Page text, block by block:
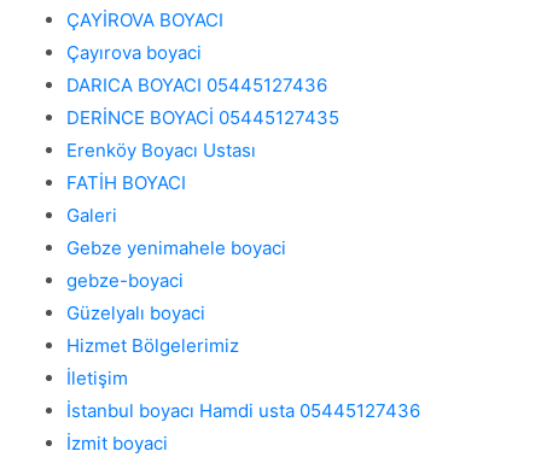
ÇAYİROVA BOYACI
Çayırova boyaci
DARICA BOYACI 05445127436
DERİNCE BOYACİ 05445127435
Erenköy Boyacı Ustası
FATİH BOYACI
Galeri
Gebze yenimahele boyaci
gebze-boyaci
Güzelyalı boyaci
Hizmet Bölgelerimiz
İletişim
İstanbul boyacı Hamdi usta 05445127436
İzmit boyaci